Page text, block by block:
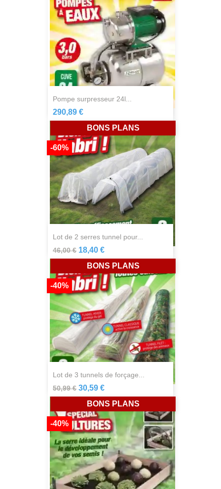
pompe surpresseur 24l...
290,89 €
lot de 2 serres tunnel pour...
46,00 €
-60%
18,40 €
BONS PLANS
lot de 3 tunnels de forçage...
50,99 €
-40%
30,59 €
BONS PLANS
-40%
BONS PLANS